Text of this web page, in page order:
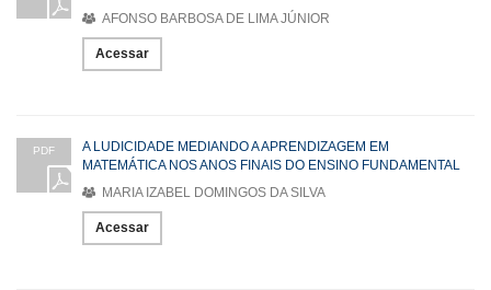
AFONSO BARBOSA DE LIMA JÚNIOR
Acessar
PDF
A LUDICIDADE MEDIANDO A APRENDIZAGEM EM
MATEMÁTICA NOS ANOS FINAIS DO ENSINO FUNDAMENTAL
MARIA IZABEL DOMINGOS DA SILVA
Acessar